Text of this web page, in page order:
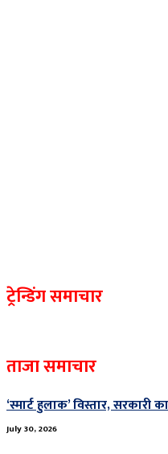
ट्रेन्डिंग समाचार
ताजा समाचार
‘स्मार्ट हुलाक’ विस्तार,
July 30, 2026